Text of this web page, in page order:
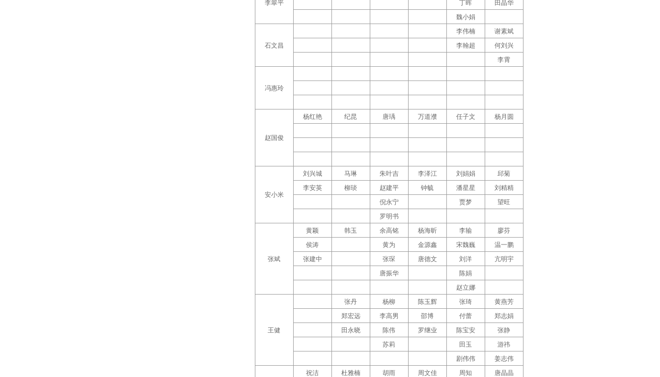
李翠平
丁晖
田晶华
魏小娟
石文昌
李伟楠
谢素斌
李翰超
何刘兴
李霄
冯惠玲
赵国俊
杨红艳 纪昆 唐瑀 万道濮 任子文 杨月圆
安小米
刘兴城 马琳 朱叶吉 李泽江 刘娟娟
邱菊
李安英
柳琰 赵建平 钟毓 潘星星
刘精精
倪永宁
贾梦
望旺
罗明书
张斌
黄颖 韩玉 余高铭 杨海昕 李输
廖芬
侯涛
黄为 金源鑫 宋魏巍
温一鹏
张建中
张琛 唐德文 刘洋
亢明宇
唐振华
陈娟
赵立娜
王健
张丹 杨柳 陈玉辉 张琦
黄燕芳
郑宏远
李高男 邵博 付蕾
郑志娟
田永晓
陈伟 罗继业 陈宝安
张静
苏莉
田玉
游祎
剧伟伟
姜志伟
祝洁 杜雅楠 胡雨 周文佳 周知
唐晶晶